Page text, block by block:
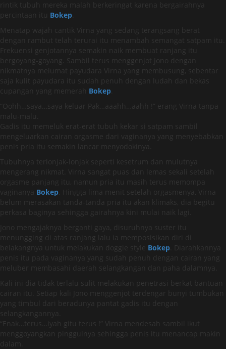
rintik tubuh mereka malah berkeringat karena bergairahnya
percintaan itu Bokep
Menatap wajah cantik Virna yang sedang terangsang berat
dengan rambut telah terurai itu menambah semangat satpam itu.
Frekuensi genjotannya semakin naik membuat ranjang itu
bergoyang-goyang. Sambil terus menggenjot Jono dengan
nikmatnya melumat payudara Virna yang membusung, sebentar
saja kulit payudara itu sudah penuh dengan ludah dan bekas
cupangan yang memerah Bokep
“Oohh…saya…saya keluar Pak…aaahh…aahh !” erang Virna tanpa
malu-malu.
Gadis itu memeluk erat-erat tubuh kekar si satpam sambil
mengeluarkan cairan orgasme dari vaginanya yang menyebabkan
penis pria itu semakin lancar menyodokinya.
Tubuhnya terlonjak-lonjak seperti kesetrum dan mulutnya
mengerang nikmat. Virna sangat puas dan lemas sekali setelah
orgasme panjang itu, namun pria itu masih terus memompa
vaginanya Bokep . Hingga lima menit setelah orgasmenya, Virna
belum merasakan tanda-tanda pria itu akan klimaks, dia begitu
perkasa baginya sehingga gairahnya kini mulai naik lagi.
Jono mengajaknya berganti gaya, disuruhnya suster itu
menungging di atas ranjang lalu ia memposisikan diri di
belakangnya untuk melakukan doggie style Bokep . Diarahkannya
penis itu pada vaginanya yang sudah penuh dengan cairan yang
meluber membasahi daerah selangkangan dan paha dalamnya.
Kali ini dia tidak terlalu sulit melakukan penetrasi berkat bantuan
cairan itu. Setiap kali Jono menggenjot terdengar bunyi tumbukan
yang timbul dari beradunya pantat gadis itu dengan
selangkangannya.
“Enak…terus…iyah gitu terus !” Virna mendesah sambil ikut
menggoyangkan pinggulnya sehingga penis itu menancap makin
dalam.